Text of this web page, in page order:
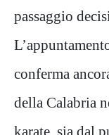
passaggio
conferma
della Calabria
karate, sia dal